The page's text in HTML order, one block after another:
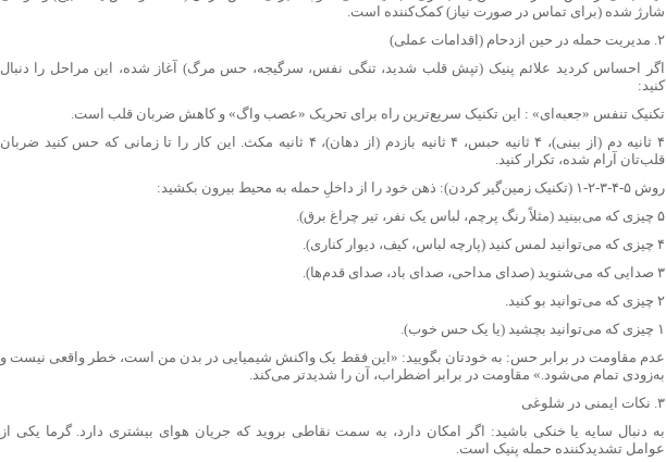
شارژ شده (برای تماس در صورت نیاز) کمک‌کننده است.
۲. مدیریت حمله در حین ازدحام (اقدامات عملی)
اگر احساس کردید علائم پنیک (تپش قلب شدید، تنگی نفس، سرگیجه، حس مرگ) آغاز شده، این مراحل را دنبال
کنید:
تکنیک تنفس «جعبه‌ای» : این تکنیک سریع‌ترین راه برای تحریک «عصب واگ» و کاهش ضربان قلب است.
۴ ثانیه دم (از بینی)، ۴ ثانیه حبس، ۴ ثانیه بازدم (از دهان)، ۴ ثانیه مکث. این کار را تا زمانی که حس کنید ضربان
قلب‌تان آرام شده، تکرار کنید.
روش ۵-۴-۳-۲-۱ (تکنیک زمین‌گیر کردن): ذهن خود را از داخلِ حمله به محیط بیرون بکشید:
۵ چیزی که می‌بینید (مثلاً رنگ پرچم، لباس یک نفر، تیر چراغ برق).
۴ چیزی که می‌توانید لمس کنید (پارچه لباس، کیف، دیوار کناری).
۳ صدایی که می‌شنوید (صدای مداحی، صدای باد، صدای قدم‌ها).
۲ چیزی که می‌توانید بو کنید.
۱ چیزی که می‌توانید بچشید (یا یک حس خوب).
عدم مقاومت در برابر حس: به خودتان بگویید: «این فقط یک واکنش شیمیایی در بدن من است، خطر واقعی نیست و
به‌زودی تمام می‌شود.» مقاومت در برابر اضطراب، آن را شدیدتر می‌کند.
۳. نکات ایمنی در شلوغی
به دنبال سایه یا خنکی باشید: اگر امکان دارد، به سمت نقاطی بروید که جریان هوای بیشتری دارد. گرما یکی از
عوامل تشدیدکننده حمله پنیک است.